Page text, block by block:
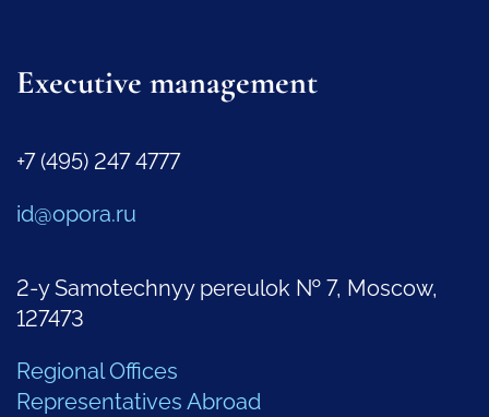
Executive management
+7 (495) 247 4777
id@opora.ru
2-y Samotechnyy pereulok № 7, Moscow,
127473
Regional Offices
Representatives Abroad